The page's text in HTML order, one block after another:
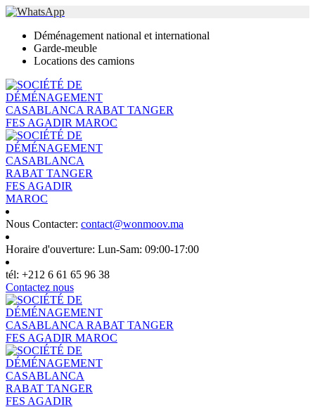
Déménagement national et international
Garde-meuble
Locations des camions
Nous Contacter: contact@wonmoov.ma
Horaire d'ouverture: Lun-Sam: 09:00-17:00
tél: +212 6 61 65 96 38
Contactez nous